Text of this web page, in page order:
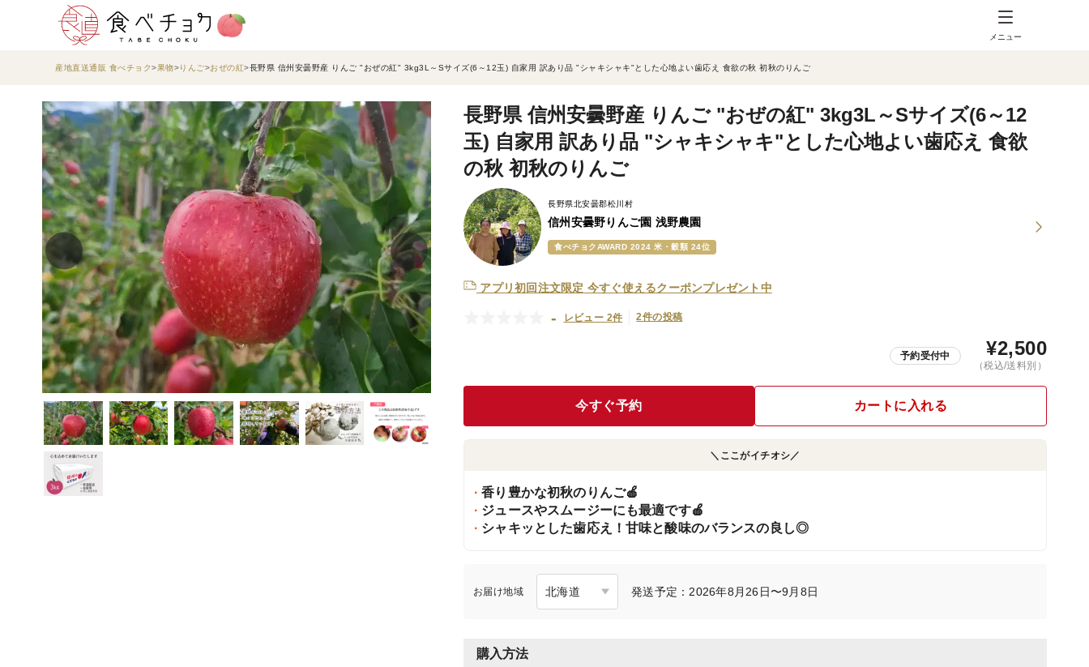
メニュー
産地直送通販 食べチョク 果物 りんご おぜの紅 長野県 信州安曇野産 りんご "おぜの紅" 3kg3L～Sサイズ(6～12玉) 自家用 訳あり品 "シャキシャキ"とした心地よい歯応え 食欲の秋 初秋のりんご
長野県 信州安曇野産 りんご "おぜの紅" 3kg3L～Sサイズ(6～12
玉) 自家用 訳あり品 "シャキシャキ"とした心地よい歯応え 食欲
の秋 初秋のりんご
長野県北安曇郡松川村
信州安曇野りんご園 浅野農園
食べチョクAWARD 2024 米・穀類 24位
アプリ初回注文限定 今すぐ使えるクーポンプレゼント中
- レビュー 2件 2件の投稿
予約受付中 ¥2,500
（税込/送料別）
今すぐ予約 カートに入れる
＼ここがイチオシ／
香り豊かな初秋のりんご🍎
ジュースやスムージーにも最適です🍎
シャキッとした歯応え！甘味と酸味のバランスの良し◎
お届け地域 発送予定：2026年8月26日〜9月8日
購入方法